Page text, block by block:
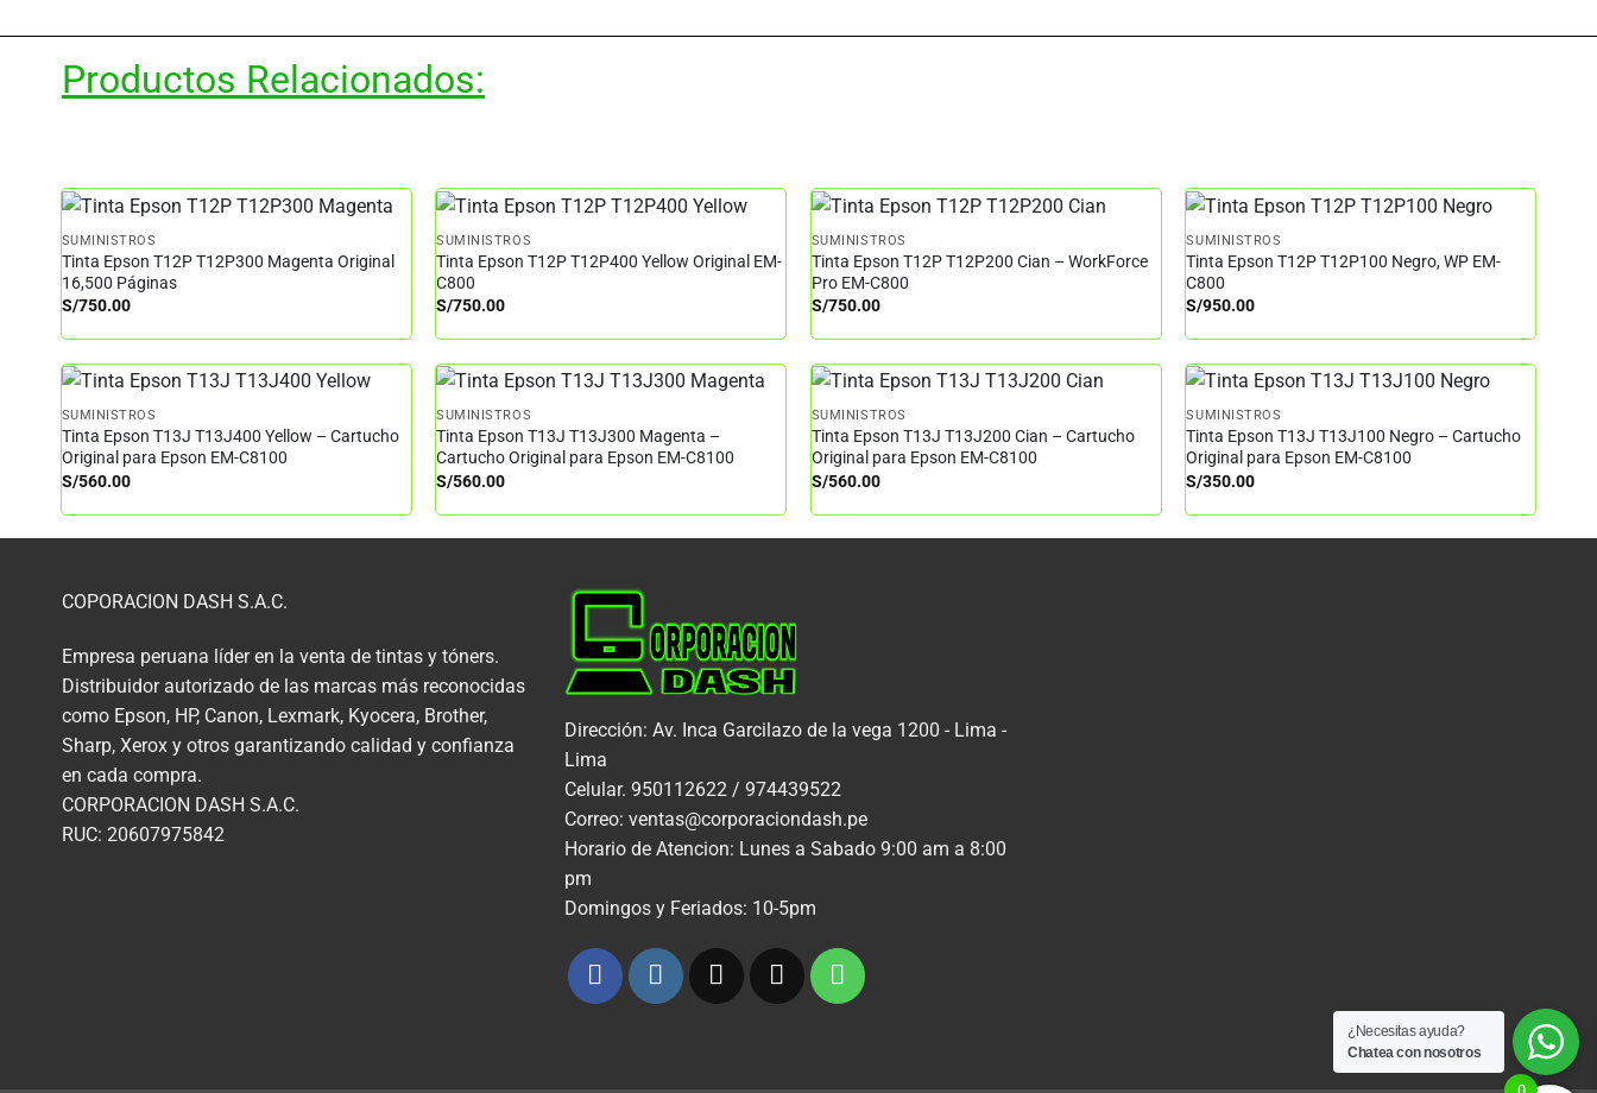
Productos Relacionados:
SUMINISTROS
Tinta Epson T12P T12P300 Magenta Original
16,500 Páginas
S/750.00
SUMINISTROS
Tinta Epson T12P T12P400 Yellow Original EM-
C800
S/750.00
SUMINISTROS
Tinta Epson T12P T12P200 Cian – WorkForce
Pro EM-C800
S/750.00
SUMINISTROS
Tinta Epson T12P T12P100 Negro, WP EM-
C800
S/950.00
SUMINISTROS
Tinta Epson T13J T13J400 Yellow – Cartucho
Original para Epson EM-C8100
S/560.00
SUMINISTROS
Tinta Epson T13J T13J300 Magenta –
Cartucho Original para Epson EM-C8100
S/560.00
SUMINISTROS
Tinta Epson T13J T13J200 Cian – Cartucho
Original para Epson EM-C8100
S/560.00
SUMINISTROS
Tinta Epson T13J T13J100 Negro – Cartucho
Original para Epson EM-C8100
S/350.00
COPORACION DASH S.A.C.
Empresa peruana líder en la venta de tintas y tóners.
Distribuidor autorizado de las marcas más reconocidas
como Epson, HP, Canon, Lexmark, Kyocera, Brother,
Sharp, Xerox y otros garantizando calidad y confianza
en cada compra.
CORPORACION DASH S.A.C.
RUC: 20607975842
Dirección: Av. Inca Garcilazo de la vega 1200 - Lima -
Lima
Celular. 950112622 / 974439522
Correo: ventas@corporaciondash.pe
Horario de Atencion: Lunes a Sabado 9:00 am a 8:00
pm
Domingos y Feriados: 10-5pm
¿Necesitas ayuda?
Chatea con nosotros